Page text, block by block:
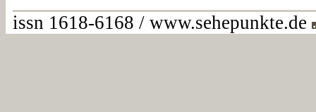
issn 1618-6168 / www.sehepunkte.de